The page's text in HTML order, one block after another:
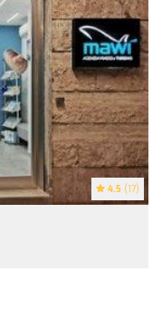
4.5 (17)